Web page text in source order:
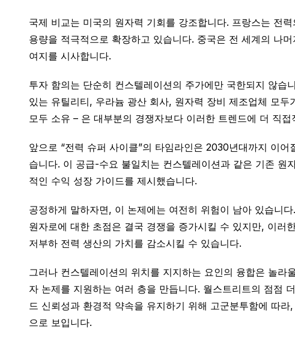
국제 비교는 미국의 원자력 기회를 강조합니다. 프랑스는 전
용량을 적극적으로 확장하고 있습니다. 중국은 전 세계의 나
여지를 시사합니다.
투자 함의는 단순히 컨스텔레이션의 주가에만 국한되지 않
있는 유틸리티, 우라늄 광산 회사, 원자력 장비 제조업체 모
모두 소유 – 은 대부분의 경쟁자보다 이러한 트렌드에 더 직접
앞으로 “전력 슈퍼 사이클”의 타임라인은 2030년대까지 이
습니다. 이 공급-수요 불일치는 컨스텔레이션과 같은 기존
적인 수익 성장 가이드를 제시했습니다.
공정하게 말하자면, 이 논제에는 여전히 위험이 남아 있습니
원자로에 대한 초점은 결국 경쟁을 증가시킬 수 있지만, 이러
저부하 전력 생산의 가치를 감소시킬 수 있습니다.
그러나 컨스텔레이션의 위치를 지지하는 요인의 융합은 놀
자 논제를 지원하는 여러 층을 만듭니다. 월스트리트의 점점
드 신뢰성과 환경적 약속을 유지하기 위해 고군분투함에 따
으로 보입니다.